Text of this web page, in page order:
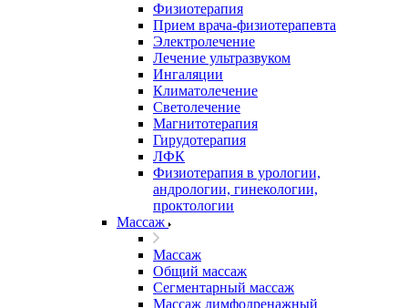
Физиотерапия
Прием врача-физиотерапевта
Электролечение
Лечение ультразвуком
Ингаляции
Климатолечение
Светолечение
Магнитотерапия
Гирудотерапия
ЛФК
Физиотерапия в урологии,
андрологии, гинекологии,
проктологии
Массаж
Массаж
Общий массаж
Сегментарный массаж
Массаж лимфодренажный